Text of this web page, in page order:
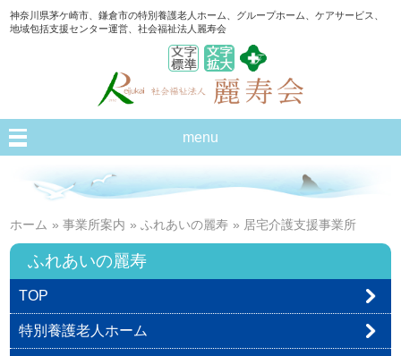
神奈川県茅ケ崎市、鎌倉市の特別養護老人ホーム、グループホーム、ケアサービス、
地域包括支援センター運営、社会福祉法人麗寿会
menu
ホーム »事業所案内 »ふれあいの麗寿 » 居宅介護支援事業所
ふれあいの麗寿
TOP
特別養護老人ホーム